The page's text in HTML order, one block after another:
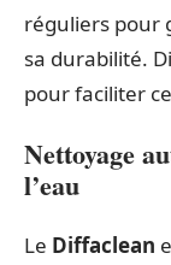
réguliers pour
sa durabilité.
pour faciliter
Nettoyage
l’eau
Le Diffaclean